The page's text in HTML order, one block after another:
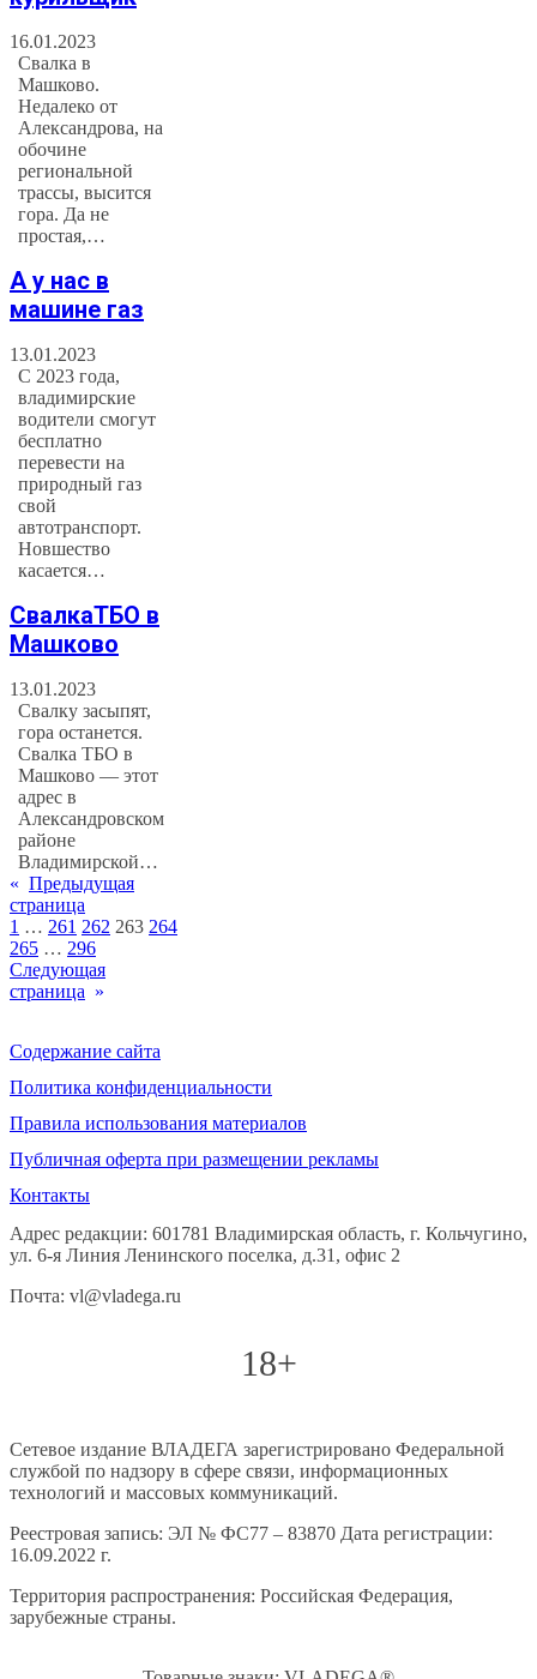
16.01.2023
Свалка в
Машково.
Недалеко от
Александрова, на
обочине
региональной
трассы, высится
гора. Да не
простая,…
А у нас в
машине газ
13.01.2023
С 2023 года,
владимирские
водители смогут
бесплатно
перевести на
природный газ
свой
автотранспорт.
Новшество
касается…
СвалкаТБО в
Машково
13.01.2023
Свалку засыпят,
гора останется.
Свалка ТБО в
Машково — этот
адрес в
Александровском
районе
Владимирской…
« Предыдущая
страница
1 … 261 262 263 264
265 … 296
Следующая
страница »
Содержание сайта
Политика конфиденциальности
Правила использования материалов
Публичная оферта при размещении рекламы
Контакты
Адрес редакции: 601781 Владимирская область, г. Кольчугино,
ул. 6-я Линия Ленинского поселка, д.31, офис 2
Почта: vl@vladega.ru
18+
Сетевое издание ВЛАДЕГА зарегистрировано Федеральной
службой по надзору в сфере связи, информационных
технологий и массовых коммуникаций.
Реестровая запись: ЭЛ № ФС77 – 83870 Дата регистрации:
16.09.2022 г.
Территория распространения: Российская Федерация,
зарубежные страны.